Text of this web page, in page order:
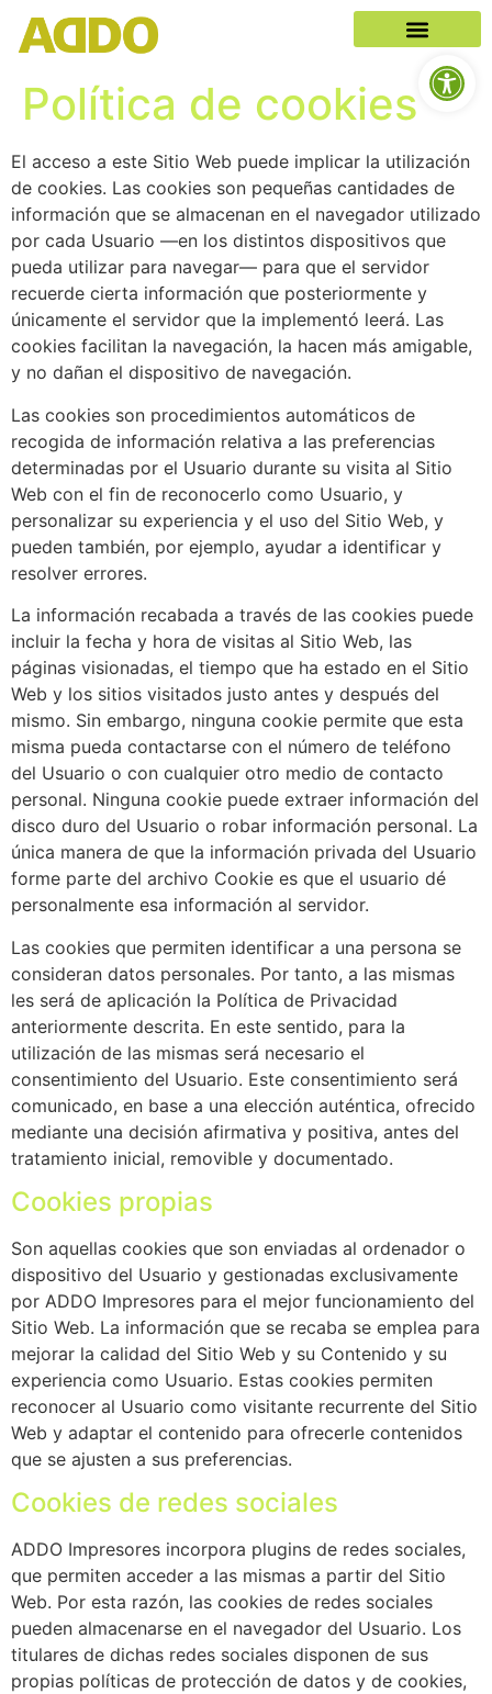
Política de cookies
El acceso a este Sitio Web puede implicar la utilización
de cookies. Las cookies son pequeñas cantidades de
información que se almacenan en el navegador utilizado
por cada Usuario —en los distintos dispositivos que
pueda utilizar para navegar— para que el servidor
recuerde cierta información que posteriormente y
únicamente el servidor que la implementó leerá. Las
cookies facilitan la navegación, la hacen más amigable,
y no dañan el dispositivo de navegación.
Las cookies son procedimientos automáticos de
recogida de información relativa a las preferencias
determinadas por el Usuario durante su visita al Sitio
Web con el fin de reconocerlo como Usuario, y
personalizar su experiencia y el uso del Sitio Web, y
pueden también, por ejemplo, ayudar a identificar y
resolver errores.
La información recabada a través de las cookies puede
incluir la fecha y hora de visitas al Sitio Web, las
páginas visionadas, el tiempo que ha estado en el Sitio
Web y los sitios visitados justo antes y después del
mismo. Sin embargo, ninguna cookie permite que esta
misma pueda contactarse con el número de teléfono
del Usuario o con cualquier otro medio de contacto
personal. Ninguna cookie puede extraer información del
disco duro del Usuario o robar información personal. La
única manera de que la información privada del Usuario
forme parte del archivo Cookie es que el usuario dé
personalmente esa información al servidor.
Las cookies que permiten identificar a una persona se
consideran datos personales. Por tanto, a las mismas
les será de aplicación la Política de Privacidad
anteriormente descrita. En este sentido, para la
utilización de las mismas será necesario el
consentimiento del Usuario. Este consentimiento será
comunicado, en base a una elección auténtica, ofrecido
mediante una decisión afirmativa y positiva, antes del
tratamiento inicial, removible y documentado.
Cookies propias
Son aquellas cookies que son enviadas al ordenador o
dispositivo del Usuario y gestionadas exclusivamente
por ADDO Impresores para el mejor funcionamiento del
Sitio Web. La información que se recaba se emplea para
mejorar la calidad del Sitio Web y su Contenido y su
experiencia como Usuario. Estas cookies permiten
reconocer al Usuario como visitante recurrente del Sitio
Web y adaptar el contenido para ofrecerle contenidos
que se ajusten a sus preferencias.
Cookies de redes sociales
ADDO Impresores incorpora plugins de redes sociales,
que permiten acceder a las mismas a partir del Sitio
Web. Por esta razón, las cookies de redes sociales
pueden almacenarse en el navegador del Usuario. Los
titulares de dichas redes sociales disponen de sus
propias políticas de protección de datos y de cookies,
Abrir